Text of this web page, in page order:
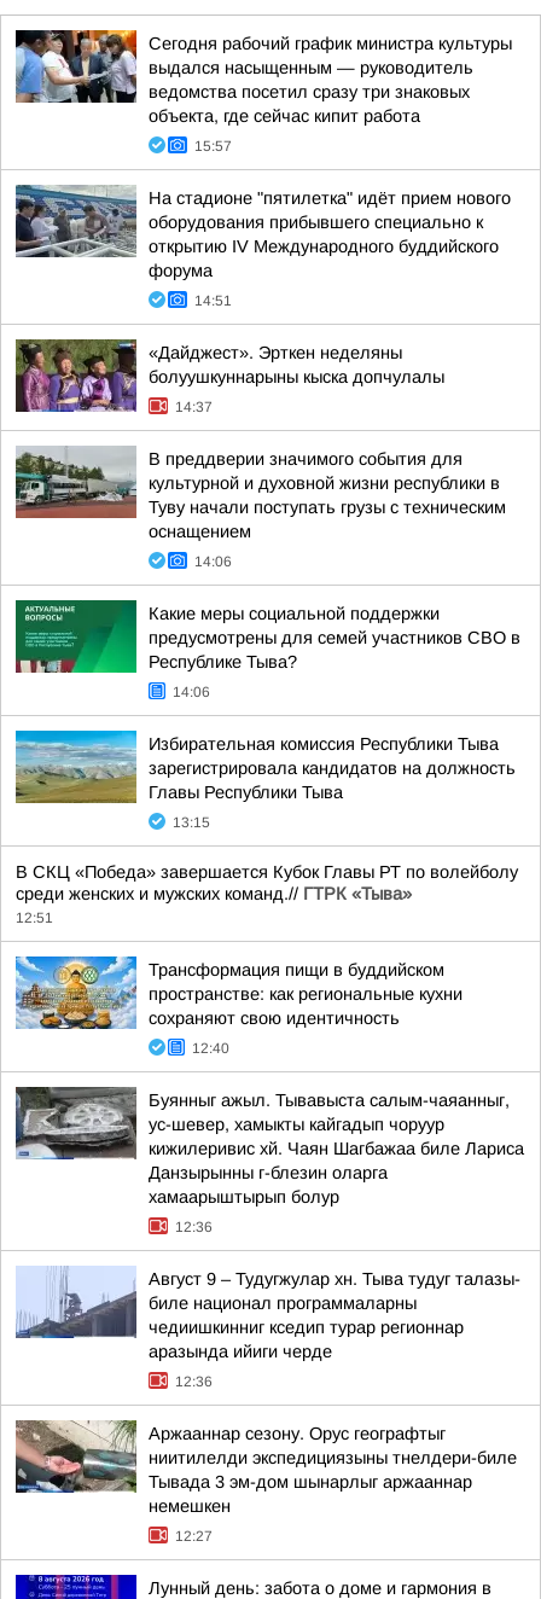
Сегодня рабочий график министра культуры
выдался насыщенным — руководитель
ведомства посетил сразу три знаковых
объекта, где сейчас кипит работа
15:57
На стадионе "пятилетка" идёт прием нового
оборудования прибывшего специально к
открытию IV Международного буддийского
форума
14:51
«Дайджест». Эрткен неделяны
болуушкуннарыны кыска допчулалы
14:37
В преддверии значимого события для
культурной и духовной жизни республики в
Туву начали поступать грузы с техническим
оснащением
14:06
Какие меры социальной поддержки
предусмотрены для семей участников СВО в
Республике Тыва?
14:06
Избирательная комиссия Республики Тыва
зарегистрировала кандидатов на должность
Главы Республики Тыва
13:15
В СКЦ «Победа» завершается Кубок Главы РТ по волейболу
среди женских и мужских команд.// ГТРК «Тыва»
12:51
Трансформация пищи в буддийском
пространстве: как региональные кухни
сохраняют свою идентичность
12:40
Буянныг ажыл. Тывавыста салым-чаяанныг,
ус-шевер, хамыкты кайгадып чоруур
кижилеривис хй. Чаян Шагбажаа биле Лариса
Данзырынны г-блезин оларга
хамаарыштырып болур
12:36
Август 9 – Тудугжулар хн. Тыва тудуг талазы-
биле национал программаларны
чедиишкинниг кседип турар регионнар
аразында ийиги черде
12:36
Аржааннар сезону. Орус географтыг
ниитилелди экспедициязыны тнелдери-биле
Тывада 3 эм-дом шынарлыг аржааннар
немешкен
12:27
Лунный день: забота о доме и гармония в